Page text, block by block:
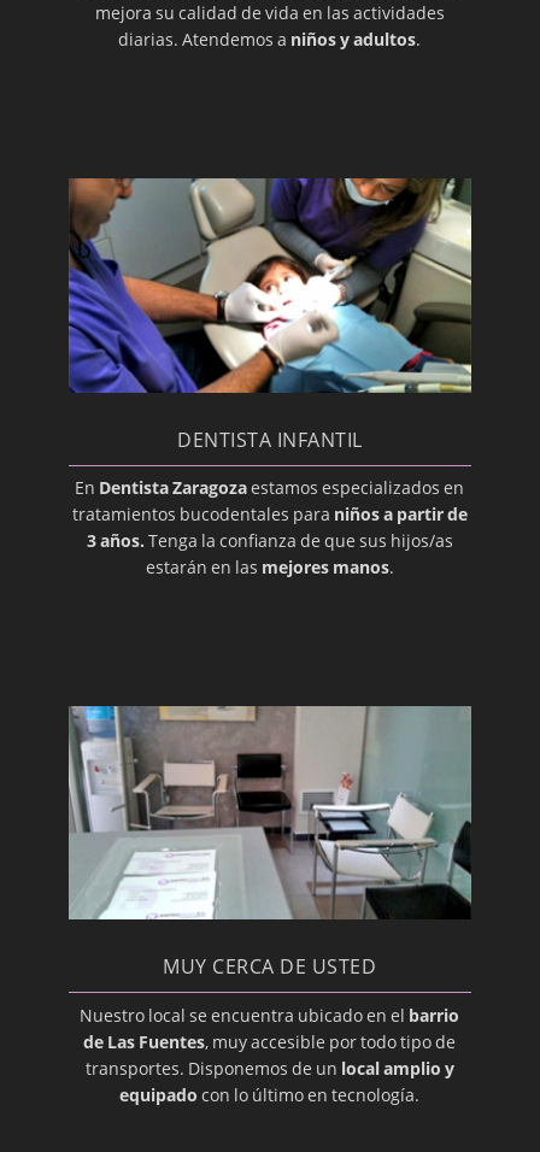
Cavidad Pulpar
Cúspide
Dentición
Dentición
Dentina
Desbridamiento
Diente Impactado
Temporomandibular
Edéntulo
Enchapado
Enfermedad periodontal
Extracción
Gíngiva (Encía)
Gingivoplastia
Glándulas Parótidas
Glándulas Submandibulares
Hiperplasia Gingival
Imágenes, Diagnóstico
Implantación, Dental
Injerto
Intraoral
mejora su calidad de vida en las actividades
diarias. Atendemos a niños y adultos.
DENTISTA INFANTIL
En Dentista Zaragozaestamos especializados en
tratamientos bucodentales para niños a partir de
3 años. Tenga la confianza de que sus hijos/as
estarán en las mejores manos.
MUY CERCA DE USTED
Nuestro local se encuentra ubicado en el barrio
de Las Fuentes, muy accesible por todo tipo de
transportes. Disponemos de un local amplio y
equipado con lo último en tecnología.